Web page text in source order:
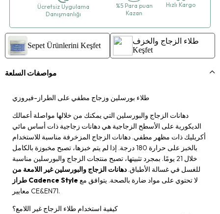
Ücretsiz Uygulama
Danışmanlığı
%5 Para puan
Kazan
Hızlı Kargo
Sepet Ürünlerini Keşfet
طلاء الزجاج والخزف
Keşfet
مواصفات السلعة
طلاء بورسلين وزجاج مطفي على الطراز-فيروزي
دهانات الزجاج والبورسلين التي يمكنك من خلالها مواصلة أعمالك
الديكورية على الأسطح الزجاجية هي دهانات زجاجية ذات أساس مائي
أكريليك ذات مظهر مطفي. دهانات الزجاج المزخرفة مناسبة للاستخدام
بالخبز على حرارة 180 درجة. إذا لم يتم خبزها، تصبح مخبوزة بالكامل
خلال 21 يومًا. بمجرد تثبيتها، تصبح منتجات الزجاج والبورسلين مناسبة
للغسل في غسالة الأطباق. دهانات الزجاج والبورسلين غير اللامعة من
طراز Cadence Style
معايير CE&EN71.
كيفية استخدام طلاء الزجاج غير اللامع؟